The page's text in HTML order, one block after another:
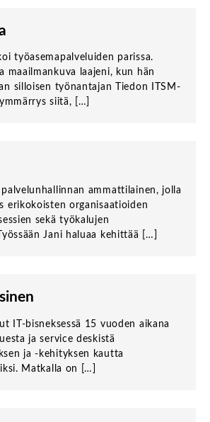
työasemapalveluiden parissa.
maailmankuva laajeni, kun hän
silloisen työnantajan Tiedon ITSM-
siitä, […]
ammattilainen, jolla
erikokoisten organisaatioiden
sekä työkalujen
Jani haluaa kehittää […]
IT-bisneksessä 15 vuoden aikana
ja service deskistä
ja -kehityksen kautta
Matkalla on […]